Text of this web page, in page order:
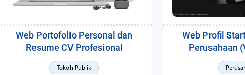
Web Portofolio Personal dan
Resume CV Profesional
Tokoh Publik
Web Profil
Perusahaan